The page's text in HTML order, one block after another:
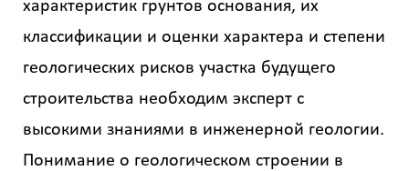
характеристик грунтов основания, их
классификации и оценки характера и степени
геологических рисков участка будущего
строительства необходим эксперт с
высокими знаниями в инженерной геологии.
Понимание о геологическом строении в